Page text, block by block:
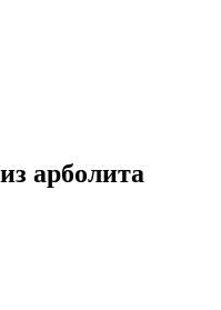
арболита